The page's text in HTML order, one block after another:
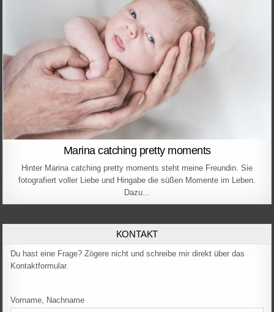
Marina catching pretty moments
Hinter Marina catching pretty moments steht meine Freundin. Sie
fotografiert voller Liebe und Hingabe die süßen Momente im Leben.
Dazu…
KONTAKT
Du hast eine Frage? Zögere nicht und schreibe mir direkt über das
Kontaktformular.
Vorname, Nachname